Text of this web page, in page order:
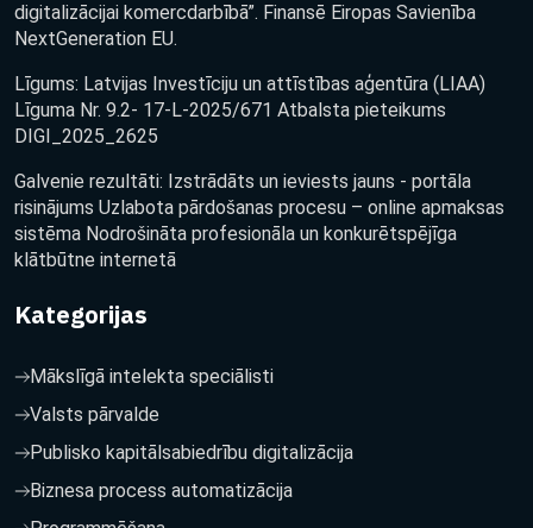
digitalizācijai komercdarbībā”. Finansē Eiropas Savienība
NextGeneration EU.
Līgums: Latvijas Investīciju un attīstības aģentūra (LIAA)
Līguma Nr. 9.2- 17-L-2025/671 Atbalsta pieteikums
DIGI_2025_2625
Galvenie rezultāti: Izstrādāts un ieviests jauns - portāla
risinājums Uzlabota pārdošanas procesu – online apmaksas
sistēma Nodrošināta profesionāla un konkurētspējīga
klātbūtne internetā
Kategorijas
Mākslīgā intelekta speciālisti
Valsts pārvalde
Publisko kapitālsabiedrību digitalizācija
Biznesa process automatizācija